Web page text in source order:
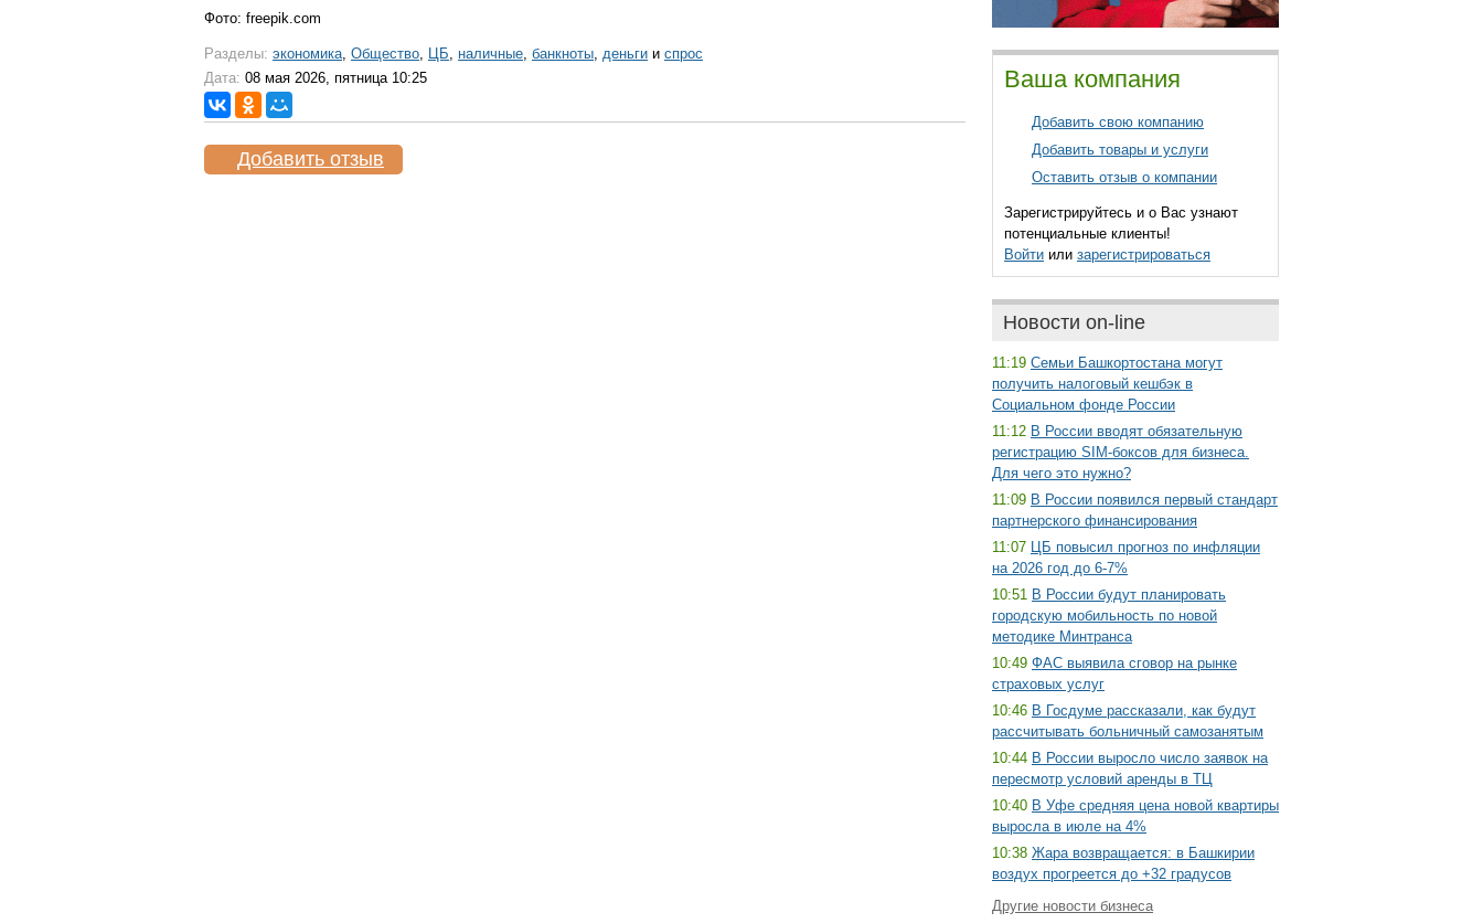
Фото: freepik.com
Разделы: экономика, Общество, ЦБ, наличные, банкноты, деньги и спрос
Дата: 08 мая 2026, пятница 10:25
Добавить отзыв
Ваша компания
Добавить свою компанию
Добавить товары и услуги
Оставить отзыв о компании
Зарегистрируйтесь и о Вас узнают
потенциальные клиенты!
Войти или зарегистрироваться
Новости on-line
11:19 Семьи Башкортостана могут
получить налоговый кешбэк в
Социальном фонде России
11:12 В России вводят обязательную
регистрацию SIM-боксов для бизнеса.
Для чего это нужно?
11:09 В России появился первый стандарт
партнерского финансирования
11:07 ЦБ повысил прогноз по инфляции
на 2026 год до 6-7%
10:51 В России будут планировать
городскую мобильность по новой
методике Минтранса
10:49 ФАС выявила сговор на рынке
страховых услуг
10:46 В Госдуме рассказали, как будут
рассчитывать больничный самозанятым
10:44 В России выросло число заявок на
пересмотр условий аренды в ТЦ
10:40 В Уфе средняя цена новой квартиры
выросла в июле на 4%
10:38 Жара возвращается: в Башкирии
воздух прогреется до +32 градусов
Другие новости бизнеса